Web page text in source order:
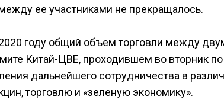
ее участниками не прекращалось.
году общий объем торговли между
Китай-ЦВЕ, проходившем во вторник
дальнейшего сотрудничества в
торговлю и «зеленую экономику».